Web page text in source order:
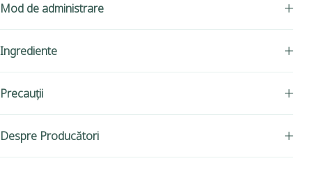
Mod de administrare
Ingrediente
Precauții
Despre Producători